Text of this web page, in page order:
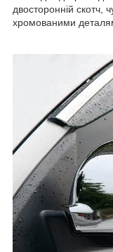
двосторонній скотч,
хромованими